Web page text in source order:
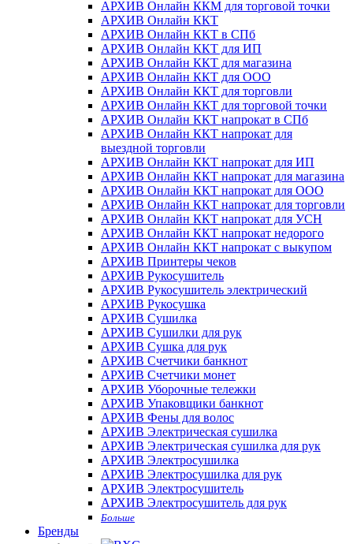
АРХИВ Онлайн ККМ для торговой точки
АРХИВ Онлайн ККТ
АРХИВ Онлайн ККТ в СПб
АРХИВ Онлайн ККТ для ИП
АРХИВ Онлайн ККТ для магазина
АРХИВ Онлайн ККТ для ООО
АРХИВ Онлайн ККТ для торговли
АРХИВ Онлайн ККТ для торговой точки
АРХИВ Онлайн ККТ напрокат в СПб
АРХИВ Онлайн ККТ напрокат для
выездной торговли
АРХИВ Онлайн ККТ напрокат для ИП
АРХИВ Онлайн ККТ напрокат для магазина
АРХИВ Онлайн ККТ напрокат для ООО
АРХИВ Онлайн ККТ напрокат для торговли
АРХИВ Онлайн ККТ напрокат для УСН
АРХИВ Онлайн ККТ напрокат недорого
АРХИВ Онлайн ККТ напрокат с выкупом
АРХИВ Принтеры чеков
АРХИВ Рукосушитель
АРХИВ Рукосушитель электрический
АРХИВ Рукосушка
АРХИВ Сушилка
АРХИВ Сушилки для рук
АРХИВ Сушка для рук
АРХИВ Счетчики банкнот
АРХИВ Счетчики монет
АРХИВ Уборочные тележки
АРХИВ Упаковщики банкнот
АРХИВ Фены для волос
АРХИВ Электрическая сушилка
АРХИВ Электрическая сушилка для рук
АРХИВ Электросушилка
АРХИВ Электросушилка для рук
АРХИВ Электросушитель
АРХИВ Электросушитель для рук
Больше
Бренды